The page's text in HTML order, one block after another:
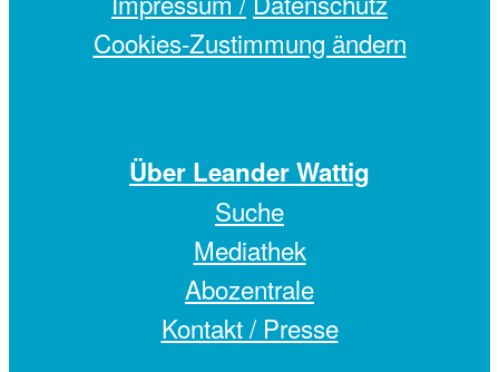
Cookies-Zustimmung ändern
Über Leander Wattig
Suche
Mediathek
Abozentrale
Kontakt / Presse